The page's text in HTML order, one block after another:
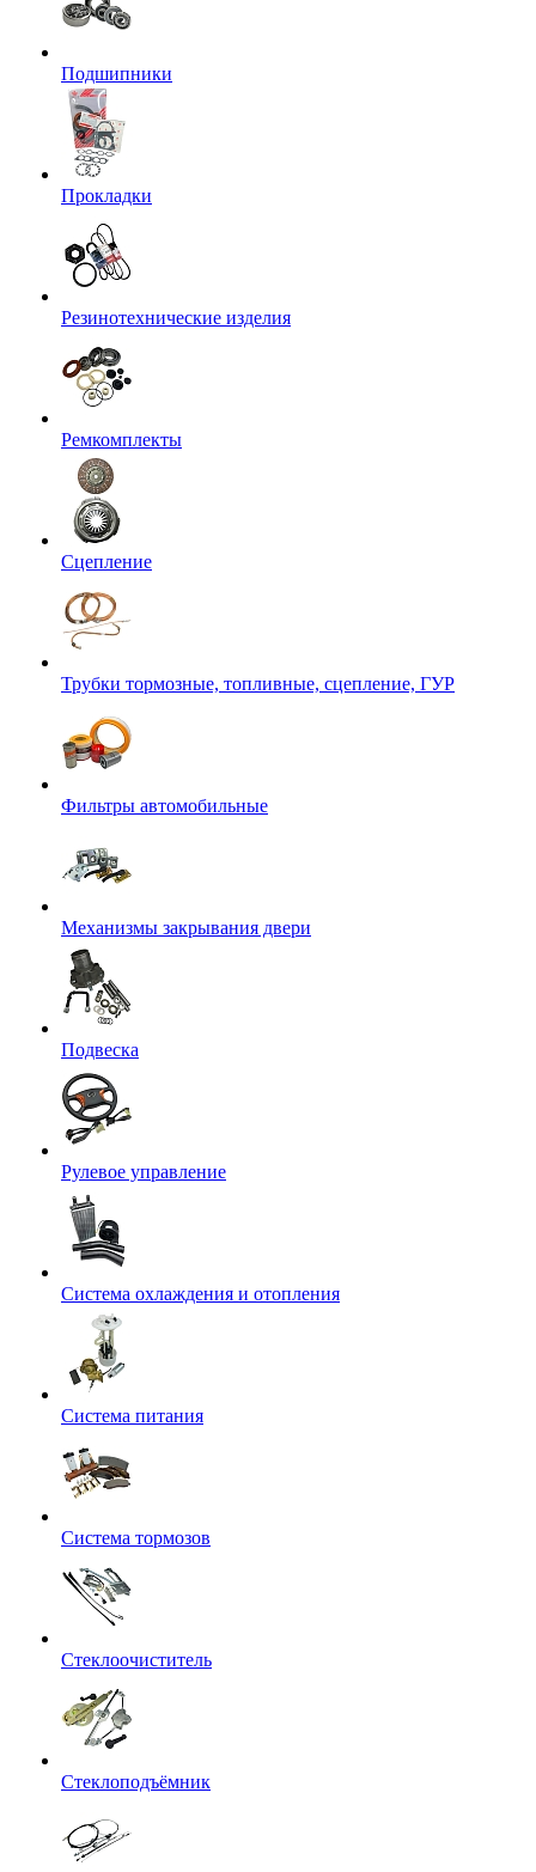
Подшипники
Прокладки
Резинотехнические изделия
Ремкомплекты
Сцепление
Трубки тормозные, топливные, сцепление, ГУР
Фильтры автомобильные
Механизмы закрывания двери
Подвеска
Рулевое управление
Система охлаждения и отопления
Система питания
Система тормозов
Стеклоочиститель
Стеклоподъёмник